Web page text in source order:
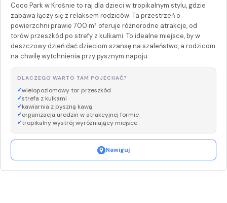
Coco Park w Krośnie to raj dla dzieci w tropikalnym stylu, gdzie
zabawa łączy się z relaksem rodziców. Ta przestrzeń o
powierzchni prawie 700 m² oferuje różnorodne atrakcje, od
torów przeszkód po strefy z kulkami. To idealne miejsce, by w
deszczowy dzień dać dzieciom szansę na szaleństwo, a rodzicom
na chwilę wytchnienia przy pysznym napoju.
DLACZEGO WARTO TAM POJECHAĆ?
wielopoziomowy tor przeszkód
strefa z kulkami
kawiarnia z pyszną kawą
organizacja urodzin w atrakcyjnej formie
tropikalny wystrój wyróżniający miejsce
Nawiguj